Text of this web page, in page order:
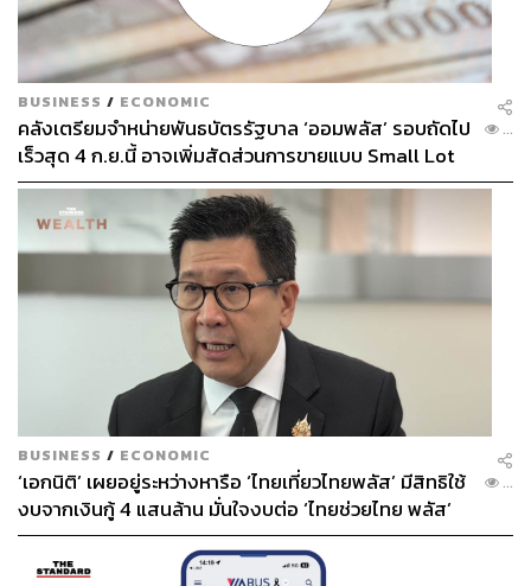
หนึ่งปัญหาที่เราเห็นมันเป็นที่มาของปัญหานานัปการ บางที
เวลาเราแงะๆ แคะๆ เข้าไป ไม่ต้องรักษาอะไรเลยก็ได้ แค่คุย
กับเขา เขาหาย เชื่อไหมเขาสามารถกลับมาใช้รูทีนของเขาที่
ดีขึ้นแล้วก็หายได้ คือหลายๆ ครั้งหมอเจอ น้องหลายๆ คน
แรกๆ ที่เข้ามาทำก็ไม่มี Budget ในการทำหน้ามากมาย ทุก
คนก็มาด้วยความที่เป็นเด็กนักเรียน บางทีมีปัญหาเล็กๆ น้อยๆ
พอปรึกษา ถามไปถามมา สิ่งที่เกิดขึ้น อ๋อ มันเกิดจากการใช้รู
ทีนผิดๆ เช่น การใช้น้ำยาล้างหน้าที่ไม่เหมาะกับผิวเรา หรือ
ว่าการไปทดลองครีมใหม่ แค่บอกให้เขาหยุดแล้วก็กลับมาดู
แลเบสิกสกินแค่นั้นเลย
วันนั้นก็คือแทบไม่ได้ทำอะไร นั่งคุยก็ทำให้คนคนหนึ่งกลับมา
ใช้ชีวิตได้ดีขึ้น นั่นก็คือเป็นความสุขอย่างหนึ่งของการเป็น
หมอเหมือนกันค่ะ
BUSINESS / ECONOMIC
คลังเตรียมจำหน่ายพันธบัตรรัฐบาล ‘ออมพลัส’ รอบถัดไป
เร็วสุด 4 ก.ย.นี้ อาจเพิ่มสัดส่วนการขายแบบ Small Lot
First มากขึ้น
...
BUSINESS / ECONOMIC
‘เอกนิติ’ เผยอยู่ระหว่างหารือ ‘ไทยเที่ยวไทยพลัส’ มีสิทธิใช้
งบจากเงินกู้ 4 แสนล้าน มั่นใจงบต่อ ‘ไทยช่วยไทย พลัส’
เฟส 2 มีเพียงพอ
...